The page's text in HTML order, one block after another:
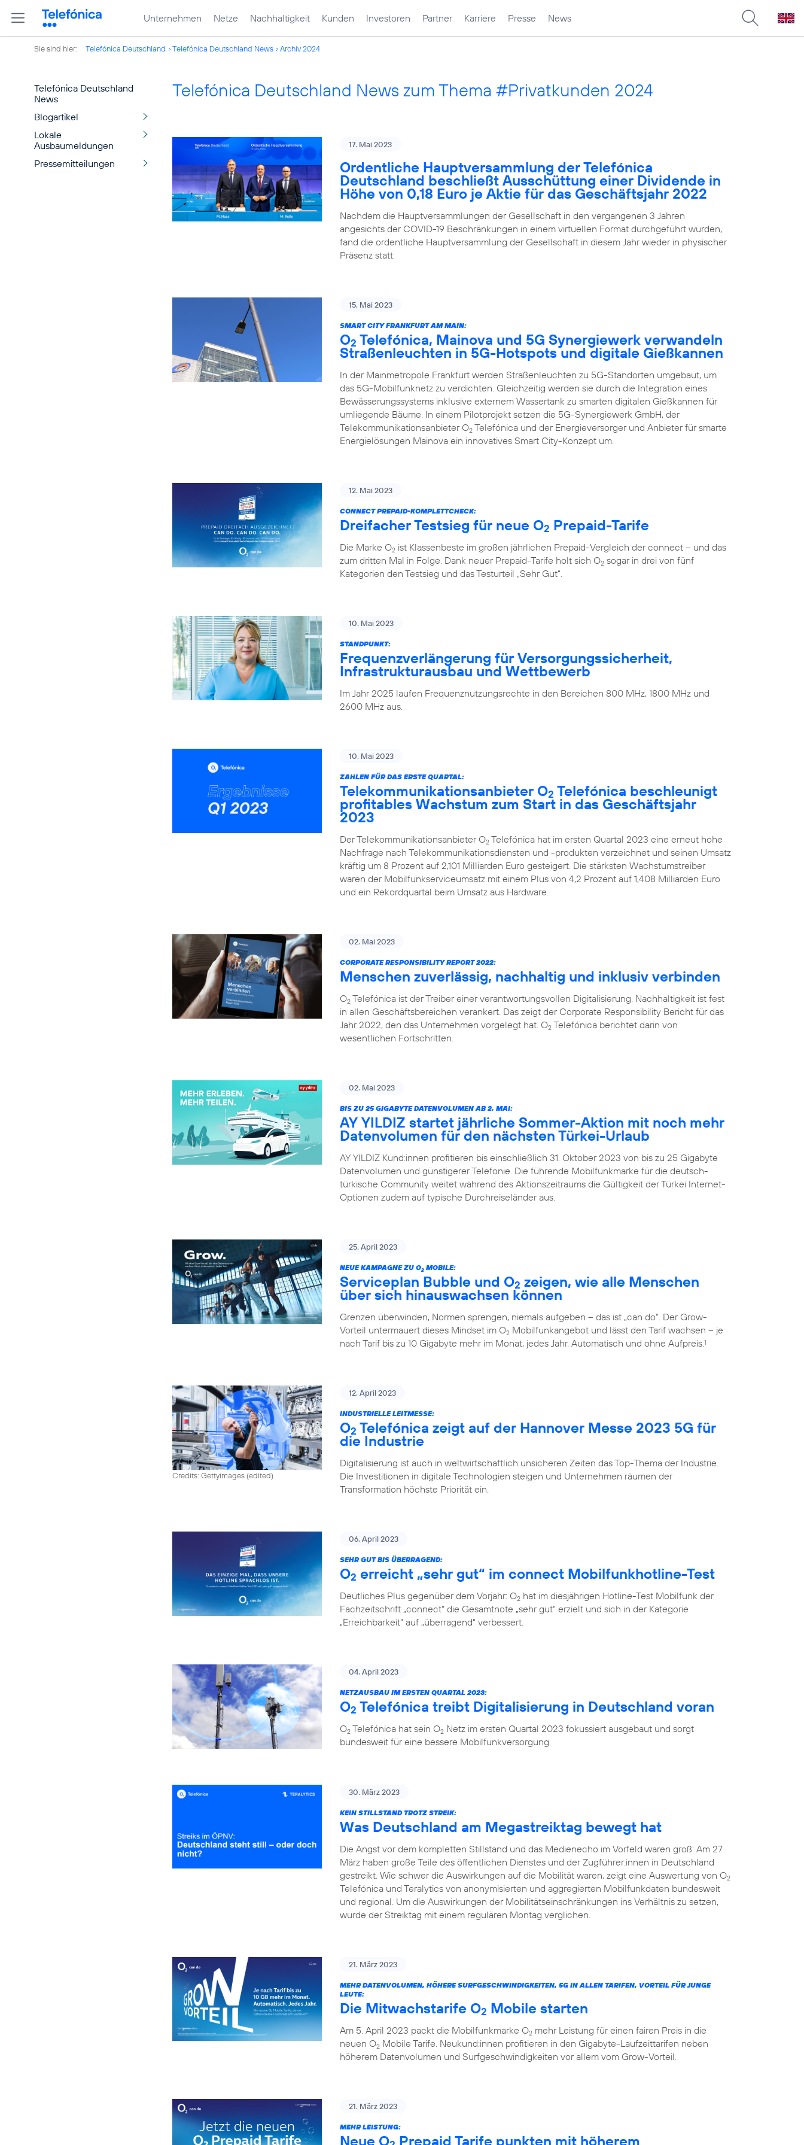
Unternehmen Netze Nachhaltigkeit Kunden Investoren Partner Karriere Presse News
Sie sind hier: Telefónica Deutschland Telefónica Deutschland News Archiv 2024
Telefónica Deutschland
News
Blogartikel
Lokale
Ausbaumeldungen
Pressemitteilungen
Telefónica Deutschland News zum Thema #Privatkunden 2024
17. Mai 2023
Ordentliche Hauptversammlung der Telefónica
Deutschland beschließt Ausschüttung einer Dividende in
Höhe von 0,18 Euro je Aktie für das Geschäftsjahr 2022
Nachdem die Hauptversammlungen der Gesellschaft in den vergangenen 3 Jahren
angesichts der COVID-19 Beschränkungen in einem virtuellen Format durchgeführt wurden,
fand die ordentliche Hauptversammlung der Gesellschaft in diesem Jahr wieder in physischer
Präsenz statt.
15. Mai 2023
SMART CITY FRANKFURT AM MAIN:
O2 Telefónica, Mainova und 5G Synergiewerk verwandeln
Straßenleuchten in 5G-Hotspots und digitale Gießkannen
In der Mainmetropole Frankfurt werden Straßenleuchten zu 5G-Standorten umgebaut, um
das 5G-Mobilfunknetz zu verdichten. Gleichzeitig werden sie durch die Integration eines
Bewässerungssystems inklusive externem Wassertank zu smarten digitalen Gießkannen für
umliegende Bäume. In einem Pilotprojekt setzen die 5G-Synergiewerk GmbH, der
Telekommunikationsanbieter O2 Telefónica und der Energieversorger und Anbieter für smarte
Energielösungen Mainova ein innovatives Smart City-Konzept um.
12. Mai 2023
CONNECT PREPAID-KOMPLETTCHECK:
Dreifacher Testsieg für neue O2 Prepaid-Tarife
Die Marke O2 ist Klassenbeste im großen jährlichen Prepaid-Vergleich der connect – und das
zum dritten Mal in Folge. Dank neuer Prepaid-Tarife holt sich O2 sogar in drei von fünf
Kategorien den Testsieg und das Testurteil „Sehr Gut“.
10. Mai 2023
STANDPUNKT:
Frequenzverlängerung für Versorgungssicherheit,
Infrastrukturausbau und Wettbewerb
Im Jahr 2025 laufen Frequenznutzungsrechte in den Bereichen 800 MHz, 1800 MHz und
2600 MHz aus.
10. Mai 2023
ZAHLEN FÜR DAS ERSTE QUARTAL:
Telekommunikationsanbieter O2 Telefónica beschleunigt
profitables Wachstum zum Start in das Geschäftsjahr
2023
Der Telekommunikationsanbieter O2 Telefónica hat im ersten Quartal 2023 eine erneut hohe
Nachfrage nach Telekommunikationsdiensten und -produkten verzeichnet und seinen Umsatz
kräftig um 8 Prozent auf 2,101 Milliarden Euro gesteigert. Die stärksten Wachstumstreiber
waren der Mobilfunkserviceumsatz mit einem Plus von 4,2 Prozent auf 1,408 Milliarden Euro
und ein Rekordquartal beim Umsatz aus Hardware.
02. Mai 2023
CORPORATE RESPONSIBILITY REPORT 2022:
Menschen zuverlässig, nachhaltig und inklusiv verbinden
O2 Telefónica ist der Treiber einer verantwortungsvollen Digitalisierung. Nachhaltigkeit ist fest
in allen Geschäftsbereichen verankert. Das zeigt der Corporate Responsibility Bericht für das
Jahr 2022, den das Unternehmen vorgelegt hat. O2 Telefónica berichtet darin von
wesentlichen Fortschritten.
02. Mai 2023
BIS ZU 25 GIGABYTE DATENVOLUMEN AB 2. MAI:
AY YILDIZ startet jährliche Sommer-Aktion mit noch mehr
Datenvolumen für den nächsten Türkei-Urlaub
AY YILDIZ Kund:innen profitieren bis einschließlich 31. Oktober 2023 von bis zu 25 Gigabyte
Datenvolumen und günstigerer Telefonie. Die führende Mobilfunkmarke für die deutsch-
türkische Community weitet während des Aktionszeitraums die Gültigkeit der Türkei Internet-
Optionen zudem auf typische Durchreiseländer aus.
25. April 2023
NEUE KAMPAGNE ZU O2 MOBILE:
Serviceplan Bubble und O2 zeigen, wie alle Menschen
über sich hinauswachsen können
Grenzen überwinden, Normen sprengen, niemals aufgeben – das ist „can do“. Der Grow-
Vorteil untermauert dieses Mindset im O2 Mobilfunkangebot und lässt den Tarif wachsen – je
nach Tarif bis zu 10 Gigabyte mehr im Monat, jedes Jahr. Automatisch und ohne Aufpreis.1
Credits: Gettyimages (edited)
12. April 2023
INDUSTRIELLE LEITMESSE:
O2 Telefónica zeigt auf der Hannover Messe 2023 5G für
die Industrie
Digitalisierung ist auch in weltwirtschaftlich unsicheren Zeiten das Top-Thema der Industrie.
Die Investitionen in digitale Technologien steigen und Unternehmen räumen der
Transformation höchste Priorität ein.
06. April 2023
SEHR GUT BIS ÜBERRAGEND:
O2 erreicht „sehr gut“ im connect Mobilfunkhotline-Test
Deutliches Plus gegenüber dem Vorjahr: O2 hat im diesjährigen Hotline-Test Mobilfunk der
Fachzeitschrift „connect“ die Gesamtnote „sehr gut“ erzielt und sich in der Kategorie
„Erreichbarkeit“ auf „überragend“ verbessert.
04. April 2023
NETZAUSBAU IM ERSTEN QUARTAL 2023:
O2 Telefónica treibt Digitalisierung in Deutschland voran
O2 Telefónica hat sein O2 Netz im ersten Quartal 2023 fokussiert ausgebaut und sorgt
bundesweit für eine bessere Mobilfunkversorgung.
30. März 2023
KEIN STILLSTAND TROTZ STREIK:
Was Deutschland am Megastreiktag bewegt hat
Die Angst vor dem kompletten Stillstand und das Medienecho im Vorfeld waren groß: Am 27.
März haben große Teile des öffentlichen Dienstes und der Zugführer:innen in Deutschland
gestreikt. Wie schwer die Auswirkungen auf die Mobilität waren, zeigt eine Auswertung von O2
Telefónica und Teralytics von anonymisierten und aggregierten Mobilfunkdaten bundesweit
und regional. Um die Auswirkungen der Mobilitätseinschränkungen ins Verhältnis zu setzen,
wurde der Streiktag mit einem regulären Montag verglichen.
21. März 2023
MEHR DATENVOLUMEN, HÖHERE SURFGESCHWINDIGKEITEN, 5G IN ALLEN TARIFEN, VORTEIL FÜR JUNGE
LEUTE:
Die Mitwachstarife O2 Mobile starten
Am 5. April 2023 packt die Mobilfunkmarke O2 mehr Leistung für einen fairen Preis in die
neuen O2 Mobile Tarife. Neukund:innen profitieren in den Gigabyte-Laufzeittarifen neben
höherem Datenvolumen und Surfgeschwindigkeiten vor allem vom Grow-Vorteil.
21. März 2023
MEHR LEISTUNG:
Neue O Prepaid Tarife punkten mit höherem